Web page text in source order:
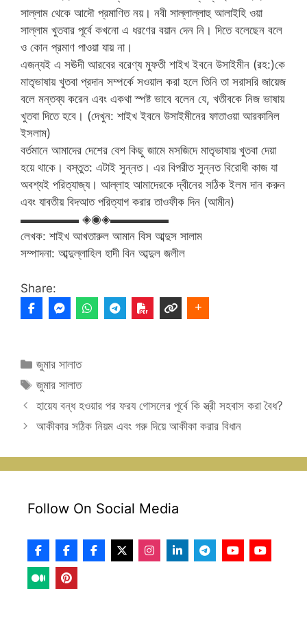
সাল্লাম থেকে আদৌ প্রমাণিত নয়। নবী সাল্লাল্লাহু আলাইহি ওয়া
সাল্লাম খুতবার পূর্বে কখনো এ ধরণের বয়ান দেন নি। দিতে বলেছেন বলে
ও কোন প্রমাণ পাওয়া যায় না।
এজন্যই এ সঊদী আরবের বরেণ্য মুফতী শাইখ ইবনে উসাইমীন (রহ:)কে
মাতৃভাষায় খুতবা প্রদান সম্পর্কে সওয়াল করা হলে তিনি তা সরাসরি জায়েজ
বলে মন্তব্য করেন এবং একথা স্পষ্ট ভাবে বলেন যে, খতীবকে নিজ ভাষায়
খুতবা দিতে হবে। (দেখুন: শাইখ ইবনে উসাইমীনের ফাতাওয়া আরকানিল
ইসলাম)
বর্তমানে আমাদের দেশের বেশ কিছু জামে মসজিদে মাতৃভাষায় খুতবা দেয়া
হয়ে থাকে। বস্তুত: এটাই সুন্নত। এর বিপরীত সুন্নত বিরোধী কাজ যা
অবশ্যই পরিত্যাজ্য। আল্লাহ আমাদেরকে দ্বীনের সঠিক ইলম দান করুন
এবং যাবতীয় বিদআত পরিত্যাগ করার তাওফীক দিন (আমীন)
▬▬▬▬▬ ◈◉◈▬▬▬▬▬
লেখক: শাইখ আখতারুল আমান বিস আব্দুস সালাম
সম্পাদনা: আব্দুল্লাহিল হাদী বিন আব্দুল জলীল
Share:
Categories
জুমার সালাত
Tags
জুমার সালাত
হায়েয বন্ধ হওয়ার পর ফরয গোসলের পূর্বে কি স্ত্রী সহবাস করা বৈধ?
আকীকার সঠিক নিয়ম এবং গরু দিয়ে আকীকা করার বিধান
Follow On Social Media